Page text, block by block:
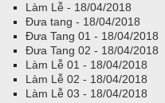
Làm Lễ - 18/04/2018
Đưa tang - 18/04/2018
Đưa Tang 01 - 18/04/2018
Đưa Tang 02 - 18/04/2018
Làm Lễ 01 - 18/04/2018
Làm Lễ 02 - 18/04/2018
Làm Lễ 03 - 18/04/2018